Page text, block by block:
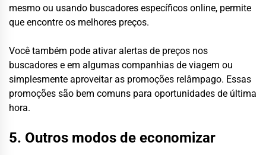
mesmo ou usando buscadores específicos online, permite
que encontre os melhores preços.
Você também pode ativar alertas de preços nos
buscadores e em algumas companhias de viagem ou
simplesmente aproveitar as promoções relâmpago. Essas
promoções são bem comuns para oportunidades de última
hora.
5. Outros modos de economizar